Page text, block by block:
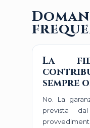
La
sempre
No. La
prevista